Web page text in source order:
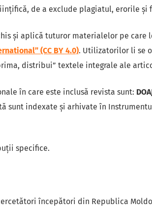
de a exclude plagiatul, erorile şi
și aplică tuturor materialelor pe care
(CC BY 4.0). Utilizatorilor li se
distribui” textele integrale ale
în care este inclusă revista sunt:
sunt indexate și arhivate în
specifice.
începători din Republica